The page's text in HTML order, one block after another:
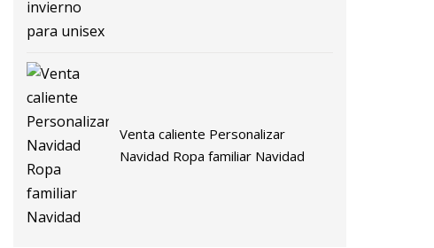
Venta caliente Personalizar
Navidad Ropa familiar Navidad